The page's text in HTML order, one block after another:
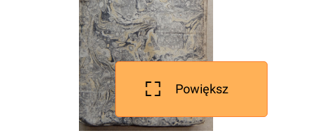
Powiększ